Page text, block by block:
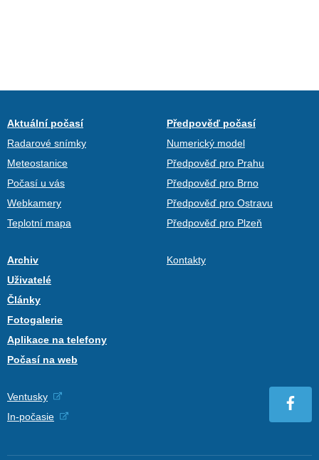
Aktuální počasí
Radarové snímky
Meteostanice
Počasí u vás
Webkamery
Teplotní mapa
Předpověď počasí
Numerický model
Předpověď pro Prahu
Předpověď pro Brno
Předpověď pro Ostravu
Předpověď pro Plzeň
Archiv
Uživatelé
Články
Fotogalerie
Aplikace na telefony
Počasí na web
Kontakty
Ventusky
In-počasie